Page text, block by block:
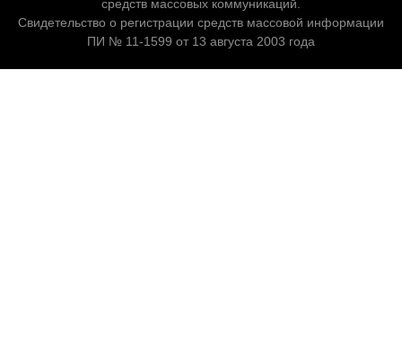
средств массовых коммуникаций.
Свидетельство о регистрации средств массовой информации
ПИ № 11-1599 от 13 августа 2003 года